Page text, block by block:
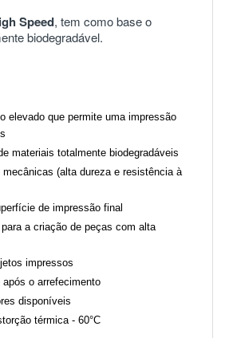
Speed, tem como base o
biodegradável.
elevado que permite uma impressão
materiais totalmente biodegradáveis
mecânicas (alta dureza e resistência à
de impressão final
a criação de peças com alta
impressos
o arrefecimento
disponíveis
térmica - 60°C